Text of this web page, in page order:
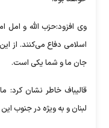
وی افزود:حزب الله و امل
اسلامی دفاع می‌کنند. از
جان ما و شما یکی است.
قالیباف خاطر نشان
لبنان و به ویژه در جنوب